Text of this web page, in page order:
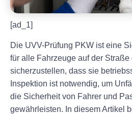
[ad_1]
Die UVV-Prüfung PKW ist eine
für alle Fahrzeuge auf der Straße
sicherzustellen, dass sie
Inspektion ist notwendig, um
die Sicherheit von Fahrer und
gewährleisten. In diesem Artikel